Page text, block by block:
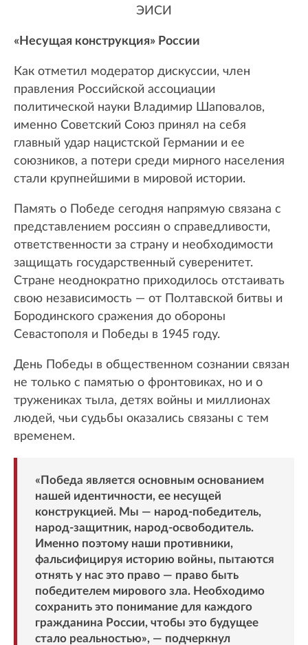
ЭИСИ
«Несущая конструкция» России
Как отметил модератор дискуссии, член
правления Российской ассоциации
политической науки Владимир Шаповалов,
именно Советский Союз принял на себя
главный удар нацистской Германии и ее
союзников, а потери среди мирного населения
стали крупнейшими в мировой истории.
Память о Победе сегодня напрямую связана с
представлением россиян о справедливости,
ответственности за страну и необходимости
защищать государственный суверенитет.
Стране неоднократно приходилось отстаивать
свою независимость — от Полтавской битвы и
Бородинского сражения до обороны
Севастополя и Победы в 1945 году.
День Победы в общественном сознании связан
не только с памятью о фронтовиках, но и о
тружениках тыла, детях войны и миллионах
людей, чьи судьбы оказались связаны с тем
временем.
«Победа является основным основанием
нашей идентичности, ее несущей
конструкцией. Мы — народ-победитель,
народ-защитник, народ-освободитель.
Именно поэтому наши противники,
фальсифицируя историю войны, пытаются
отнять у нас это право — право быть
победителем мирового зла. Необходимо
сохранить это понимание для каждого
гражданина России, чтобы это будущее
стало реальностью», — подчеркнул